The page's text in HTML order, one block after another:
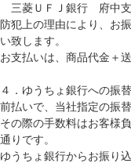
三菱ＵＦＪ銀行 府中
防犯上の理由により、お
い致します。
お支払いは、商品代金＋
４．ゆうちょ銀行への振
前払いで、当社指定の振
その際の手数料はお客様
通りです。
ゆうちょ銀行からお振り